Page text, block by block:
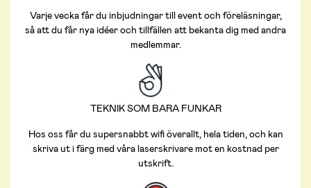
Varje vecka får du inbjudningar till event och föreläsningar,
så att du får nya idéer och tillfällen att bekanta dig med andra
medlemmar.
TEKNIK SOM BARA FUNKAR
Hos oss får du supersnabbt wifi överallt, hela tiden, och kan
skriva ut i färg med våra laserskrivare mot en kostnad per
utskrift.